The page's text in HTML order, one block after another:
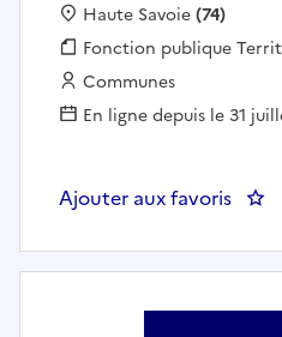
Localisation :
Haute Savoie(74)
Fonction publique :
Fonction publique
Employeur :
Communes
En ligne depuis le 31
Ajouter aux favoris :